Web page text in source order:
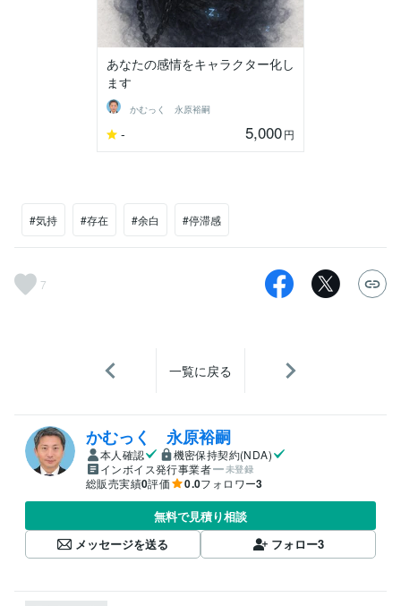
あなたの感情をキャラクター化し
ます
かむっく 永原裕嗣
- 5,000円
#気持 #存在 #余白 #停滞感
7
一覧に戻る
かむっく 永原裕嗣
本人確認
機密保持契約(NDA)
インボイス発行事業者
未登録
総販売実績0評価 0.0フォロワー3
無料で見積り相談
メッセージを送る
フォロー3